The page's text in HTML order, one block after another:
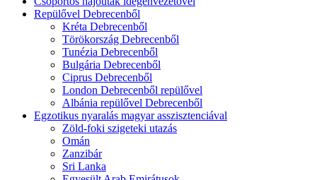
Repülővel Debrecenből
Kréta Debrecenből
Törökország Debrecenből
Tunézia Debrecenből
Bulgária Debrecenből
Ciprus Debrecenből
London Debrecenből repülővel
Albánia repülővel Debrecenből
Egzotikus nyaralás magyar asszisztenciával
Zöld-foki szigeteki utazás
Omán
Zanzibár
Sri Lanka